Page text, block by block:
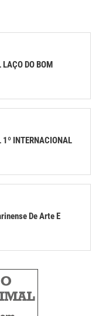
DO BOM
1º INTERNACIONAL
De Arte E